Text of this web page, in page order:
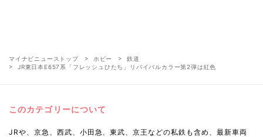
マイナビニューストップ ホビー
鉄道
JR東日本E657系「フレッシュひたち」リバイバルカラー第2弾は紅色
このカテゴリーについて
JRや、京急、西武、小田急、東武、京王などの私鉄も含め、最新車両